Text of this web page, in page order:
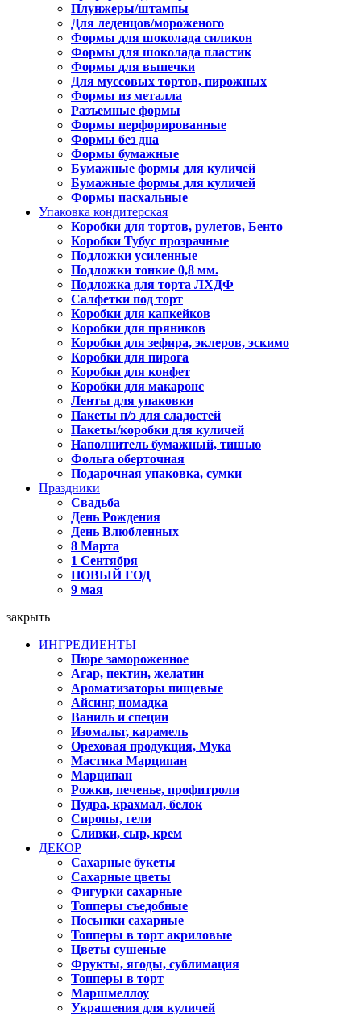
Плунжеры/штампы
Для леденцов/мороженого
Формы для шоколада силикон
Формы для шоколада пластик
Формы для выпечки
Для муссовых тортов, пирожных
Формы из металла
Разъемные формы
Формы перфорированные
Формы без дна
Формы бумажные
Бумажные формы для куличей
Бумажные формы для куличей
Формы пасхальные
Упаковка кондитерская
Коробки для тортов, рулетов, Бенто
Коробки Тубус прозрачные
Подложки усиленные
Подложки тонкие 0,8 мм.
Подложка для торта ЛХДФ
Салфетки под торт
Коробки для капкейков
Коробки для пряников
Коробки для зефира, эклеров, эскимо
Коробки для пирога
Коробки для конфет
Коробки для макаронс
Ленты для упаковки
Пакеты п/э для сладостей
Пакеты/коробки для куличей
Наполнитель бумажный, тишью
Фольга оберточная
Подарочная упаковка, сумки
Праздники
Свадьба
День Рождения
День Влюбленных
8 Марта
1 Сентября
НОВЫЙ ГОД
9 мая
закрыть
ИНГРЕДИЕНТЫ
Пюре замороженное
Агар, пектин, желатин
Ароматизаторы пищевые
Айсинг, помадка
Ваниль и специи
Изомальт, карамель
Ореховая продукция, Мука
Мастика Марципан
Марципан
Рожки, печенье, профитроли
Пудра, крахмал, белок
Сиропы, гели
Сливки, сыр, крем
ДЕКОР
Сахарные букеты
Сахарные цветы
Фигурки сахарные
Топперы съедобные
Посыпки сахарные
Топперы в торт акриловые
Цветы сушеные
Фрукты, ягоды, сублимация
Топперы в торт
Маршмеллоу
Украшения для куличей